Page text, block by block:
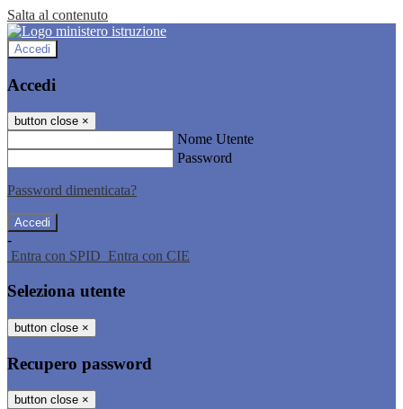
Salta al contenuto
Accedi
Accedi
button close ×
Nome Utente
Password
Password dimenticata?
-
Entra con SPID Entra con CIE
Seleziona utente
button close ×
Recupero password
button close ×